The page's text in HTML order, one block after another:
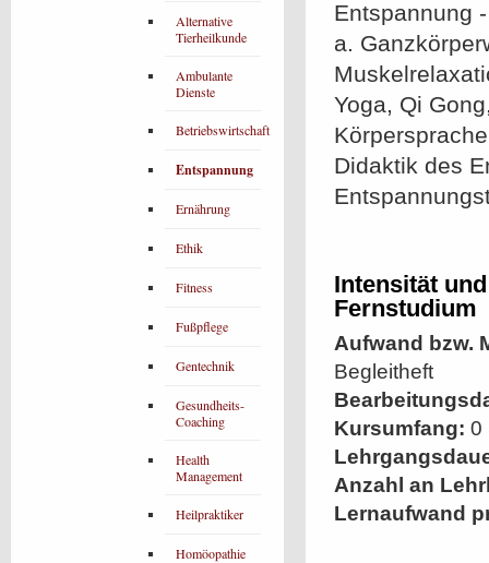
Entspannung
a.
Yoga, Qi
Didaktik des
Intensität
Fernstudium
Aufwand bzw.
Begleitheft
Kursumfang: 0
Anzahl an
Lernaufwand
Alternative
Tierheilkunde
Ambulante
Dienste
Betriebswirtschaft
Entspannung
Ernährung
Ethik
Fitness
Fußpflege
Gentechnik
Gesundheits-
Coaching
Health
Management
Heilpraktiker
Homöopathie